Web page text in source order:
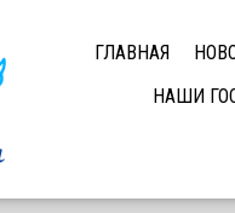
ГЛАВНАЯ
НАШИ